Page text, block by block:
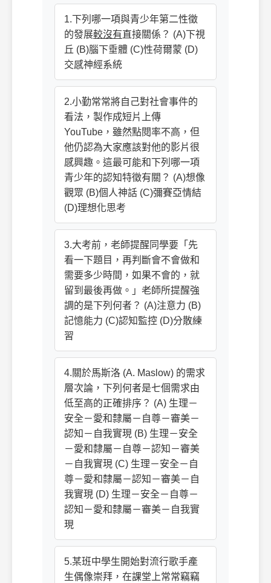
1.下列哪一項與青少年第二性徵
的發展較沒有直接關係？ (A)下視
丘 (B)腦下垂體 (C)性荷爾蒙 (D)
交感神經系統
2.小勤常常將自己對社會事件的
看法，製作成短片上傳
YouTube，雖然點閱率不高，但
他仍認為大家應該對他的影片很
感興趣。這最可能和下列哪一項
青少年的認知特徵有關？ (A)想像
觀眾 (B)個人神話 (C)彌賽亞情結
(D)理想化思考
3.大考前，老師提醒同學要「先
看一下題目，再判斷會不會做和
需要多少時間，如果不會的，就
留到最後再做。」老師所提醒強
調的是下列何者？ (A)注意力 (B)
記憶能力 (C)認知監控 (D)分散練
習
4.關於馬斯洛 (A. Maslow) 的需求
層次論，下列何者是七個需求由
低至高的正確排序？ (A) 生理－
安全－愛和隸屬－自尊－審美－
認知－自我實現 (B) 生理－安全
－愛和隸屬－自尊－認知－審美
－自我實現 (C) 生理－安全－自
尊－愛和隸屬－認知－審美－自
我實現 (D) 生理－安全－自尊－
認知－愛和隸屬－審美－自我實
現
5.某班中學生開始對流行歌手產
生偶像崇拜，在課堂上常常竊竊